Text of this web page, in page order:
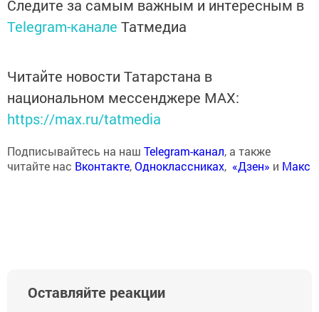
Следите за самым важным и интересным в
Telegram-канале Татмедиа
Читайте новости Татарстана в
национальном мессенджере MАХ:
https://max.ru/tatmedia
Подписывайтесь на наш Telegram-канал, а также
читайте нас Вконтакте,Одноклассниках, «Дзен» и Макс
Оставляйте реакции